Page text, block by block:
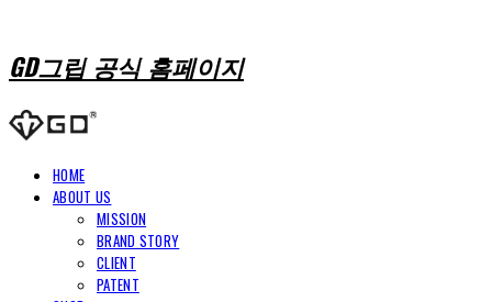
GD그립 공식 홈페이지
HOME
ABOUT US
MISSION
BRAND STORY
CLIENT
PATENT